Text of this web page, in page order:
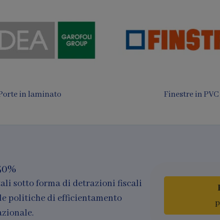
Finestre in legno e
sotto forma di detrazioni fiscali
politiche di efficientamento